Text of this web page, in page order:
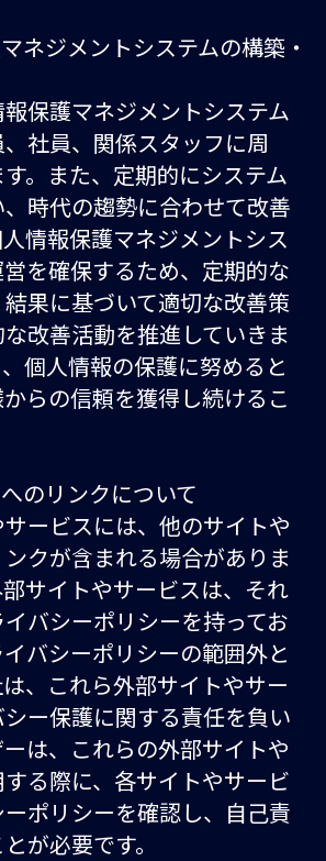
ネジメントシステムの構築・
保護マネジメントシステム
社員、関係スタッフに周
。また、定期的にシステム
時代の趨勢に合わせて改善
情報保護マネジメントシス
を確保するため、定期的な
果に基づいて適切な改善策
改善活動を推進していきま
個人情報の保護に努めると
らの信頼を獲得し続けるこ
のリンクについて
ービスには、他のサイトや
クが含まれる場合がありま
サイトやサービスは、それ
バシーポリシーを持ってお
バシーポリシーの範囲外と
、これら外部サイトやサー
ー保護に関する責任を負い
は、これらの外部サイトや
る際に、各サイトやサービ
ポリシーを確認し、自己責
が必要です。